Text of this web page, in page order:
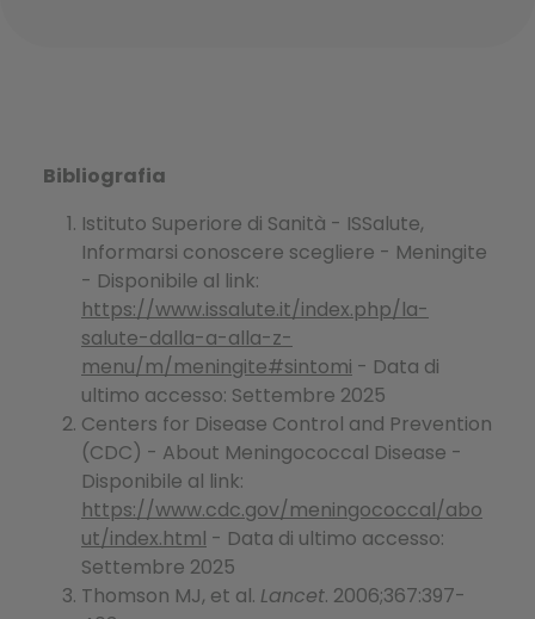
Bibliografia
Istituto Superiore di Sanità - ISSalute,
Informarsi conoscere scegliere - Meningite
- Disponibile al link:
https://www.issalute.it/index.php/la-
salute-dalla-a-alla-z-
menu/m/meningite#sintomi - Data di
ultimo accesso: Settembre 2025
Centers for Disease Control and Prevention
(CDC) - About Meningococcal Disease -
Disponibile al link:
https://www.cdc.gov/meningococcal/abo
ut/index.html - Data di ultimo accesso:
Settembre 2025
Thomson MJ, et al. Lancet. 2006;367:397-